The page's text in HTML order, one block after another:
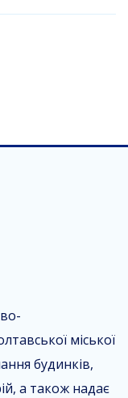
міської
будинків,
а також надає